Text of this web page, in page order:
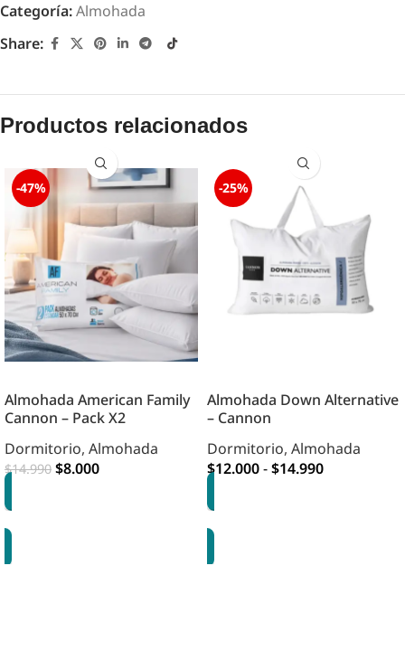
Categoría:Almohada
Share:
Productos relacionados
-47%
Almohada American Family
Cannon – Pack X2
Dormitorio, Almohada
$14.990 $8.000
-25%
Almohada Down Alternative
– Cannon
Dormitorio, Almohada
$12.000-$14.990